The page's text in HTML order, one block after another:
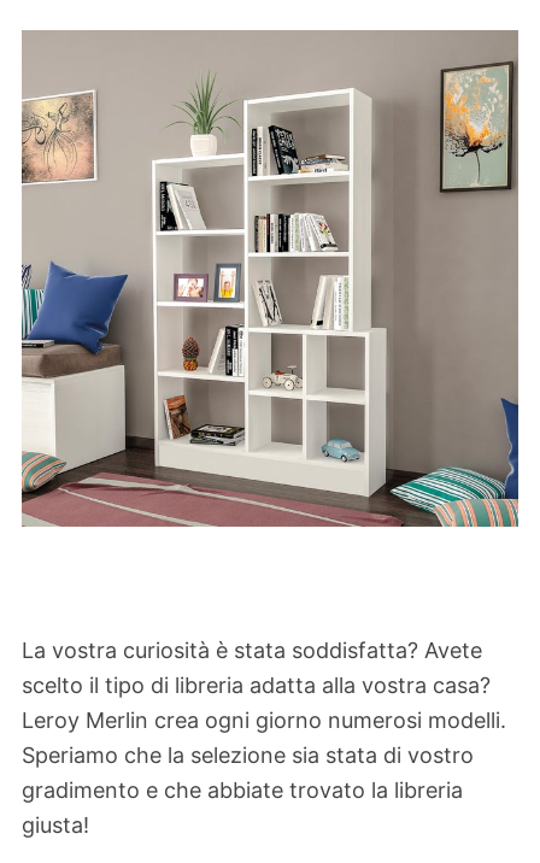
La vostra curiosità è stata soddisfatta? Avete
scelto il tipo di libreria adatta alla vostra casa?
Leroy Merlin crea ogni giorno numerosi modelli.
Speriamo che la selezione sia stata di vostro
gradimento e che abbiate trovato la libreria
giusta!